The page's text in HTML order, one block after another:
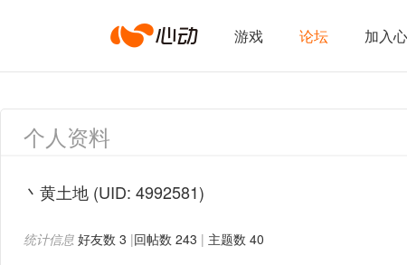
心
动
络
游戏 论坛 加入
个人资料
丶黄土地 (UID: 4992581)
统计信息 好友数 3 |回帖数 243 | 主题数 40